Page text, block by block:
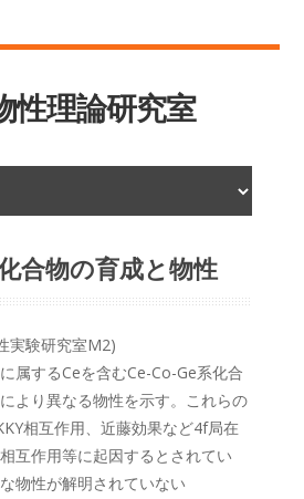
性理論研究室
合物の育成と物性
験研究室M2)
属するCeを含むCe-Co-Ge系化合
より異なる物性を示す。これらの
相互作用、近藤効果など4f局在
互作用等に起因するとされてい
物性が解明されていない